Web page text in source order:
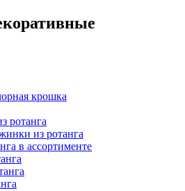
крошка
ротанга
из ротанга
в ассортименте